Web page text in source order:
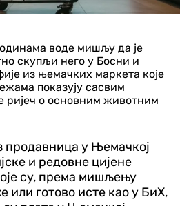
воде мишљу да је
скупљи него у Босни и
из њемачких маркета које
показују сасвим
ријеч о основним животним
продавница у Њемачкој
и редовне цијене
су, према мишљењу
или готово исте као у БиХ,